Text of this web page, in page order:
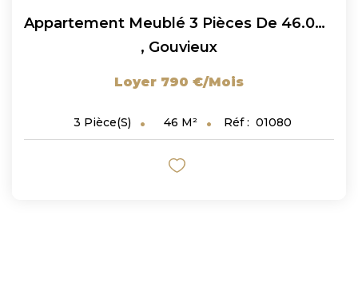
Appartement Meublé 3 Pièces De 46.07 M2 À Gouvieux !
, Gouvieux
Loyer 790 €/mois
3 Pièce(s) 46 M² Réf : 01080